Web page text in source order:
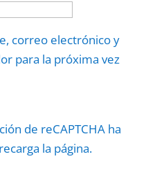
correo electrónico y
para la próxima vez
de reCAPTCHA ha
la página.